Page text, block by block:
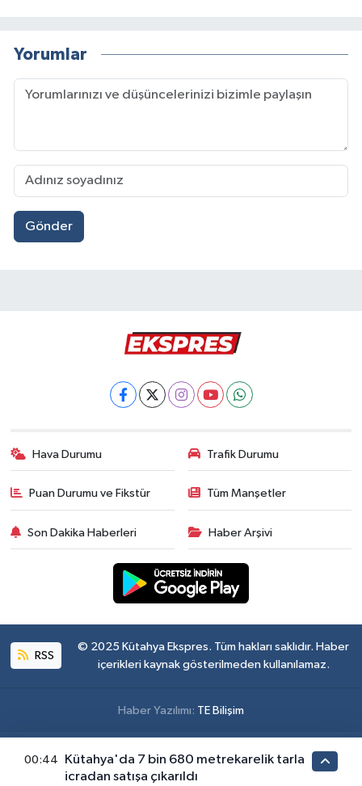
Yorumlar
Gönder
Hava Durumu Trafik Durumu
Puan Durumu ve Fikstür Tüm Manşetler
Son Dakika Haberleri Haber Arşivi
RSS
© 2025 Kütahya Ekspres. Tüm hakları saklıdır. Haber
içerikleri kaynak gösterilmeden kullanılamaz.
Haber Yazılımı: TE Bilişim
00:44
Kütahya'da 7 bin 680 metrekarelik tarla
icradan satışa çıkarıldı